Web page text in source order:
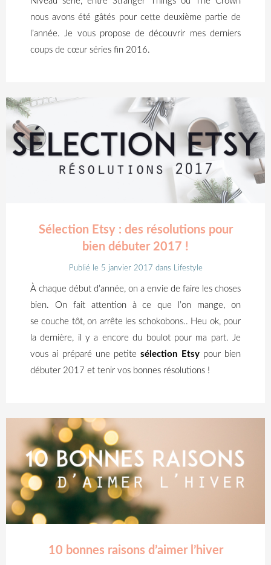
nous avons été gâtés pour cette deuxième partie de
l’année. Je vous propose de découvrir mes derniers
coups de cœur séries fin 2016.
Sélection Etsy : des résolutions pour
bien débuter 2017 !
Publié le 5 janvier 2017 dans Lifestyle
À chaque début d’année, on a envie de faire les choses
bien. On fait attention à ce que l’on mange, on
se couche tôt, on arrête les schokobons.. Heu ok, pour
la dernière, il y a encore du boulot pour ma part. Je
vous ai préparé une petitesélection Etsypour bien
débuter 2017 et tenir vos bonnes résolutions !
10 bonnes raisons d’aimer l’hiver